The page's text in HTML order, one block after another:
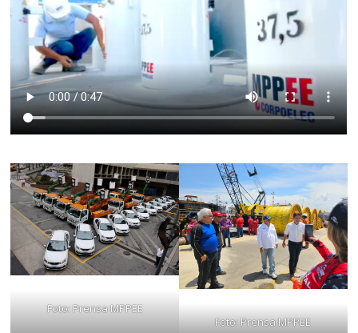
Foto: Prensa MPPEE
Foto: Prensa MPPEE